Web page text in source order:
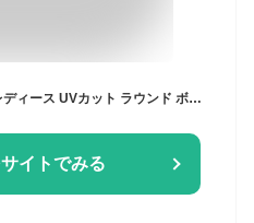
サングラス 伊達メガネ メンズ レディース UVカット ラウンド ボストン 丸メガネ ツーポイント 縁なし リムレス 丸型 グラデーションレンズ 大きいレンズ ライトカラーレンズ 薄い色 ゴールド スモーク ブラウン ブルー イエロー ピンク 全3色
イトでみる